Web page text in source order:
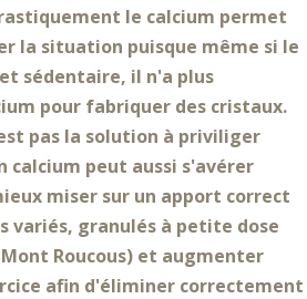
le calcium permet
la situation puisque même si le
sédentaire, il n'a plus
pour fabriquer des cristaux.
pas la solution à priviliger
calcium peut aussi s'avérer
miser sur un apport correct
variés, granulés à petite dose
Roucous) et augmenter
afin d'éliminer correctement